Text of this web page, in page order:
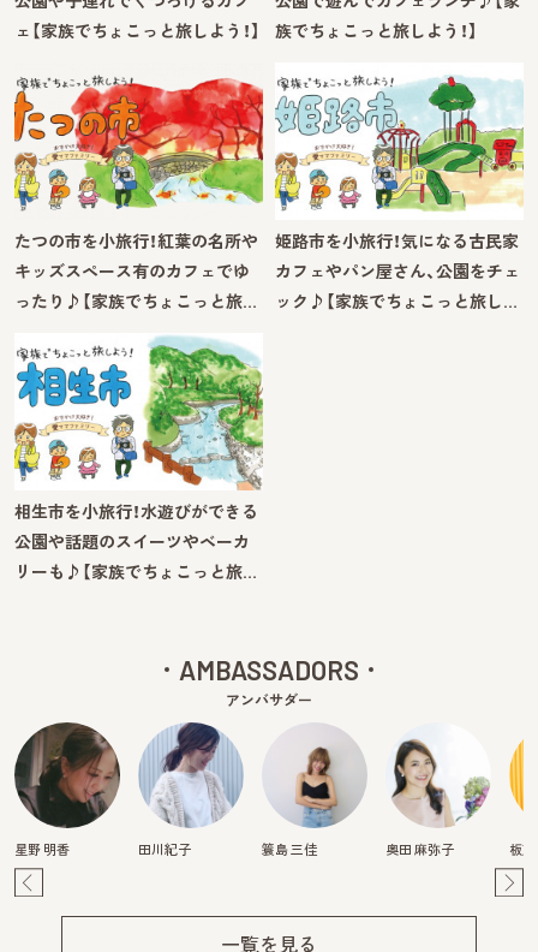
ェ【家族でちょこっと旅しよう！】
族でちょこっと旅しよう！】
たつの市を小旅行！紅葉の名所や
キッズスペース有のカフェでゆ
ったり♪【家族でちょこっと旅…
姫路市を小旅行！気になる古民家
カフェやパン屋さん、公園をチェ
ック♪【家族でちょこっと旅し…
相生市を小旅行！水遊びができる
公園や話題のスイーツやベーカ
リーも♪【家族でちょこっと旅…
AMBASSADORS
アンバサダー
星野 明香 田川紀子 簑島 三佳 奥田 麻弥子 板
一覧を見る